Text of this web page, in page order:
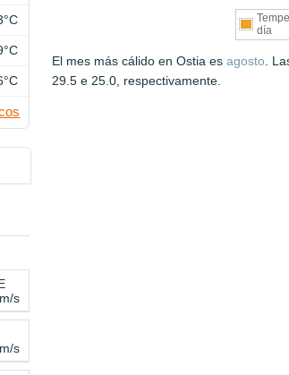
día
El mes más cálido en Ostia esagosto.
29.5 e 25.0, respectivamente.
s
s